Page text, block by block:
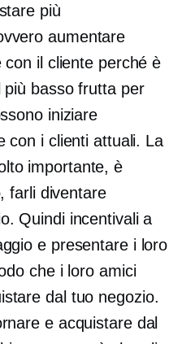
più
aumentare
con il cliente perché è
più bassofrutta per
iniziare
con i clienti attuali. La
importante, è
farli diventare
Quindi incentivali a
e presentare i loro
che i loro amici
dal tuo negozio.
e acquistare dal